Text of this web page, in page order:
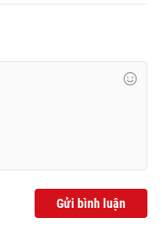
Gửi bình luận